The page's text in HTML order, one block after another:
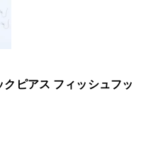
クピアス フィッシュフッ